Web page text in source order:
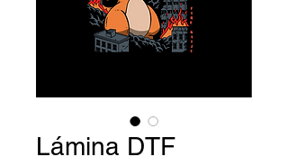
Lámina DTF